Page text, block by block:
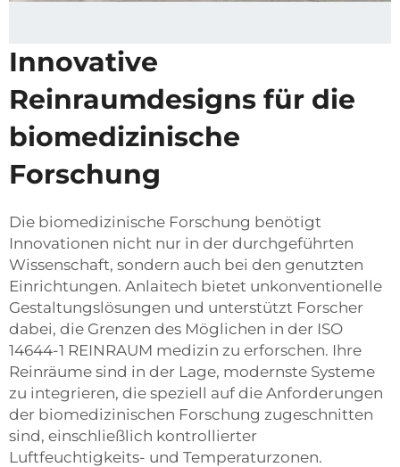
Innovative
Reinraumdesigns für die
biomedizinische
Forschung
Die biomedizinische Forschung benötigt
Innovationen nicht nur in der durchgeführten
Wissenschaft, sondern auch bei den genutzten
Einrichtungen. Anlaitech bietet unkonventionelle
Gestaltungslösungen und unterstützt Forscher
dabei, die Grenzen des Möglichen in der ISO
14644-1 REINRAUM medizin zu erforschen. Ihre
Reinräume sind in der Lage, modernste Systeme
zu integrieren, die speziell auf die Anforderungen
der biomedizinischen Forschung zugeschnitten
sind, einschließlich kontrollierter
Luftfeuchtigkeits- und Temperaturzonen.